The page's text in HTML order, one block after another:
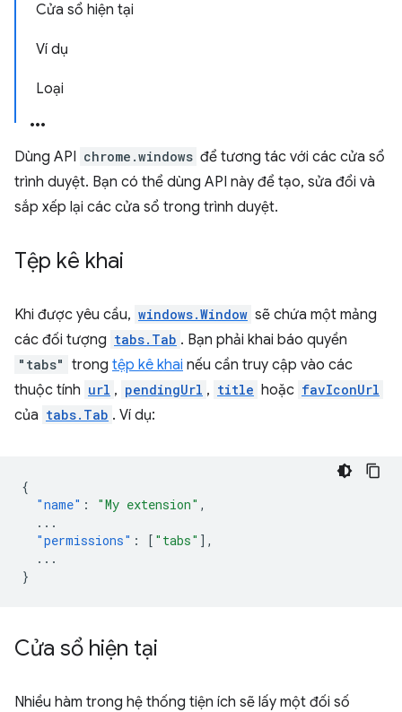
Cửa sổ hiện tại
Ví dụ
Loại
Dùng API chrome.windows để tương tác với các cửa sổ
trình duyệt. Bạn có thể dùng API này để tạo, sửa đổi và
sắp xếp lại các cửa sổ trong trình duyệt.
Tệp kê khai
Khi được yêu cầu, windows.Window sẽ chứa một mảng
các đối tượng tabs.Tab . Bạn phải khai báo quyền
"tabs" trong tệp kê khai nếu cần truy cập vào các
thuộc tính url , pendingUrl , title hoặc favIconUrl
của tabs.Tab . Ví dụ:
{
"name" : "My extension" ,
...
"permissions" : [ "tabs" ],
...
}
Cửa sổ hiện tại
Nhiều hàm trong hệ thống tiện ích sẽ lấy một đối số